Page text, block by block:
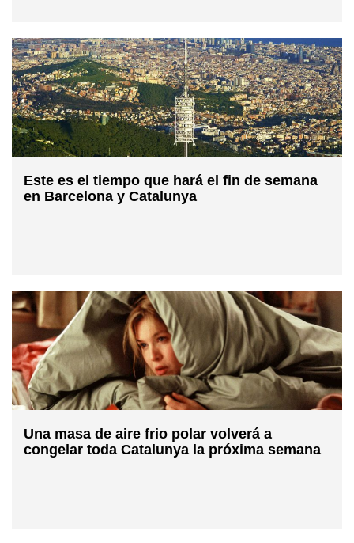
Este es el tiempo que hará el fin de semana
en Barcelona y Catalunya
Una masa de aire frio polar volverá a
congelar toda Catalunya la próxima semana